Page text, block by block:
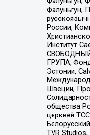
Фалуньгун,
России,
Институт
СВОБОДНЫЙ
ГРУПА, Фонд
Эстонии,
Швеции,
общества
церквей
TVR